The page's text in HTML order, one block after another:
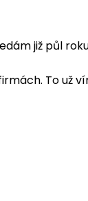
již půl
To už